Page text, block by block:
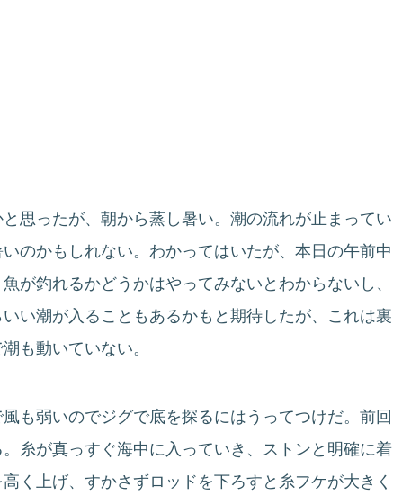
思ったが、朝から蒸し暑い。潮の流れが止まってい
のかもしれない。わかってはいたが、本日の午前中
が釣れるかどうかはやってみないとわからないし、
い潮が入ることもあるかもと期待したが、これは裏
も動いていない。
も弱いのでジグで底を探るにはうってつけだ。前回
糸が真っすぐ海中に入っていき、ストンと明確に着
く上げ、すかさずロッドを下ろすと糸フケが大きく